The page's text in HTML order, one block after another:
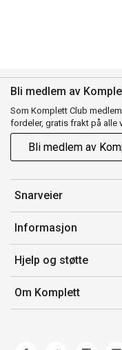
Bli medlem av
Som Komplett Club
fordeler, gratis frakt på alle
Bli medlem av
Snarveier
Min side
Ordreoversikt
Flex
Komplett Club
Informasjon
Salgsbetingelser
Medlemsvilkår for
Merker/produsent
Hjelp og støtte
Kontakt oss
Kundeservice
Om Komplett